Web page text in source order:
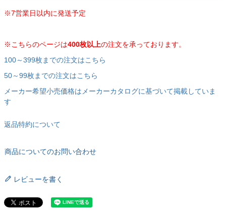
※7営業日以内に発送予定
※こちらのページは400枚以上の注文を承っております。
100～399枚までの注文はこちら
50～99枚までの注文はこちら
メーカー希望小売価格はメーカーカタログに基づいて掲載していま
す
返品特約について
商品についてのお問い合わせ
レビューを書く